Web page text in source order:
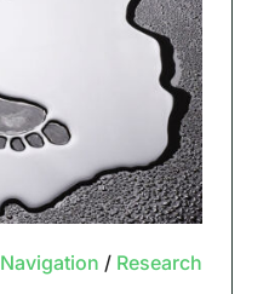
Navigation / Research